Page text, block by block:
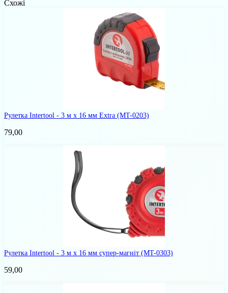
Схожі
Рулетка Intertool - 3 м х 16 мм Extra (MT-0203)
79,00
Рулетка Intertool - 3 м х 16 мм супер-магніт (MT-0303)
59,00